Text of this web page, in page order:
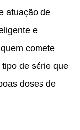
atuação de
e
comete
de série que
doses de